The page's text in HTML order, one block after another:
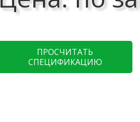
ПРОСЧИТАТЬ
СПЕЦИФИКАЦИЮ